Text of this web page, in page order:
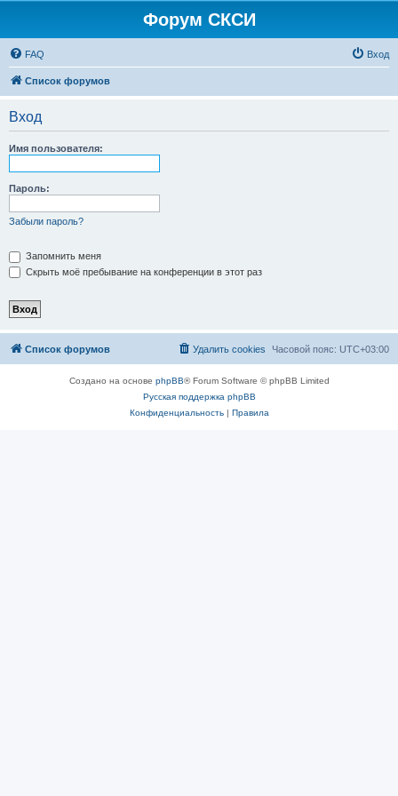
Форум СКСИ
FAQ Вход
Список форумов
Вход
Имя пользователя:
Пароль:
Забыли пароль?
Запомнить меня
Скрыть моё пребывание на конференции в этот раз
Список форумов Часовой пояс: UTC+03:00
Удалить cookies
Создано на основе phpBB® Forum Software © phpBB Limited
Русская поддержка phpBB
Конфиденциальность| Правила